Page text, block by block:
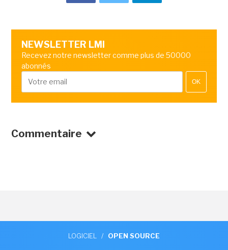
NEWSLETTER LMI
Recevez notre newsletter comme plus de 50000
abonnés
OK
Commentaire
LOGICIEL / OPEN SOURCE